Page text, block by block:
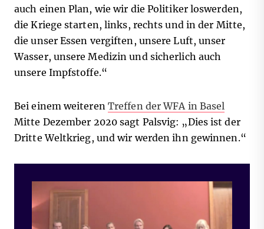
auch einen Plan, wie wir die Politiker loswerden,
die Kriege starten, links, rechts und in der Mitte,
die unser Essen vergiften, unsere Luft, unser
Wasser, unsere Medizin und sicherlich auch
unsere Impfstoffe.“
Bei einem weiteren Treffen der WFA in Basel
Mitte Dezember 2020 sagt Palsvig: „Dies ist der
Dritte Weltkrieg, und wir werden ihn gewinnen.“